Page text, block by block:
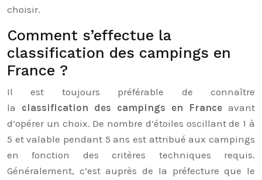
choisir.
Comment s’effectue la
classification des campings en
France ?
Il est toujours préférable de connaître
la classification des campings en France avant
d’opérer un choix. De nombre d’étoiles oscillant de 1 à
5 et valable pendant 5 ans est attribué aux campings
en fonction des critères techniques requis.
Généralement, c’est auprès de la préfecture que le